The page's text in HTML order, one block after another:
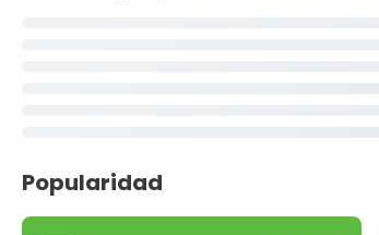
Popularidad